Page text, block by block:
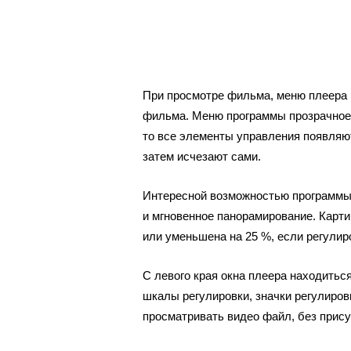
При просмотре фильма, меню плеера
фильма. Меню программы
то все элементы управления
затем исчезают сами.
Интересной возможностью
и мгновенное панорамирование.
или уменьшена на 25 %, если
С левого края окна плеера
шкалы регулировки, значки
просматривать видео файл, без